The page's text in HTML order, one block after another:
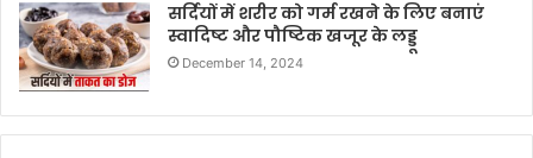
सर्दियों में शरीर को गर्म रखने के लिए बनाएं
स्वादिष्ट और पौष्टिक खजूर के लड्डू
December 14, 2024